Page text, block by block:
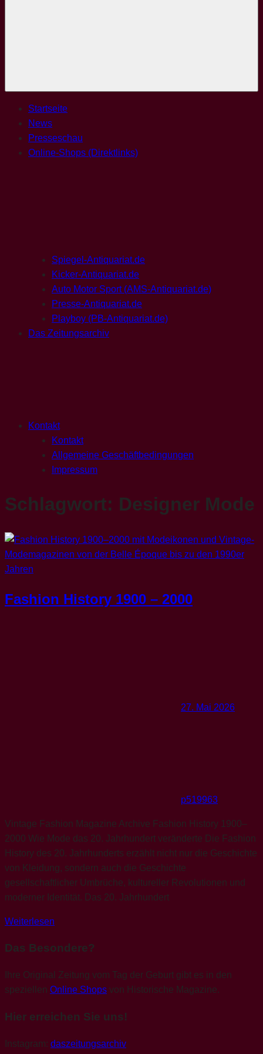
Startseite
News
Presseschau
Online-Shops (Direktlinks)
Spiegel-Antiquariat.de
Kicker-Antiquariat.de
Auto Motor Sport (AMS-Antiquariat.de)
Presse-Antiquariat.de
Playboy (PB-Antiquariat.de)
Das Zeitungsarchiv
Kontakt
Kontakt
Allgemeine Geschäftbedingungen
Impressum
Schlagwort: Designer Mode
Fashion History 1900 – 2000
27. Mai 2026
p519963
Vintage Fashion Magazine Archive Fashion History 1900–
2000 Wie Mode das 20. Jahrhundert veränderte Die Fashion
History des 20. Jahrhunderts erzählt nicht nur die Geschichte
von Kleidung, sondern auch die Geschichte
gesellschaftlicher Umbrüche, kultureller Revolutionen und
moderner Identität. Das 20. Jahrhundert
Weiterlesen
Das Besondere?
Ihre Original Zeitung vom Tag der Geburt gibt es in den
speziellen Online Shops von Historische Magazine.
Hier erreichen Sie uns!
Instagram: daszeitungsarchiv